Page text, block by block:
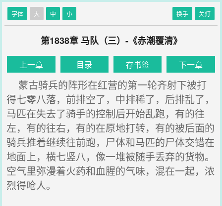
字体 大 中 小 换手 关灯
第1838章 马队（三）-《赤潮覆清》
上一章 目录 存书签 下一章
蒙古骑兵的阵形在红营的第一轮齐射下被打
得七零八落，前排空了，中排稀了，后排乱了，
马匹在失去了骑手的控制后开始乱跑，有的往
左，有的往右，有的在原地打转，有的被后面的
骑兵推着继续往前跑，尸体和马匹的尸体交错在
地面上，横七竖八，像一堆被随手丢弃的货物。
空气里弥漫着火药和血腥的气味，混在一起，浓
烈得呛人。